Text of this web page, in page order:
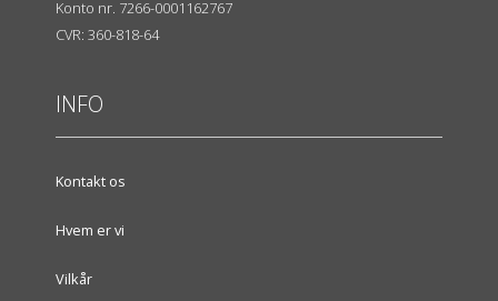
Konto nr. 7266-0001162767
CVR: 360-818-64
INFO
Kontakt os
Hvem er vi
Vilkår